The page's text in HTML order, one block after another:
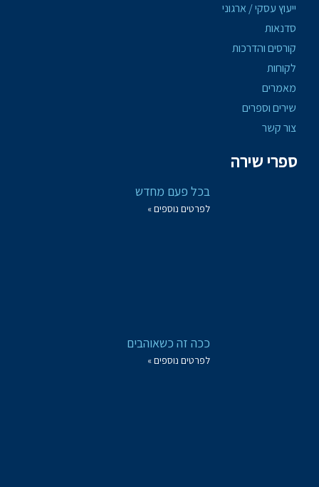
ייעוץ עסקי / ארגוני
סדנאות
קורסים והדרכות
לקוחות
מאמרים
שירים וספרים
צור קשר
ספרי שירה
בכל פעם מחדש
לפרטים נוספים »
ככה זה כשאוהבים
לפרטים נוספים »